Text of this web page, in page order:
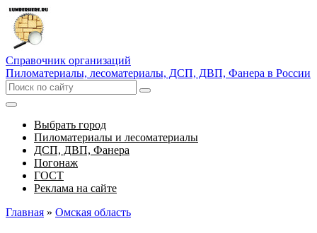
Справочник организаций
Пиломатериалы, лесоматериалы, ДСП, ДВП, Фанера в России
Выбрать город
Пиломатериалы и лесоматериалы
ДСП, ДВП, Фанера
Погонаж
ГОСТ
Реклама на сайте
Главная » Омская область